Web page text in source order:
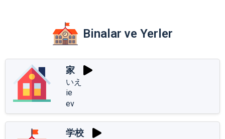
Binalar ve Yerler
家
いえ
ie
ev
学校